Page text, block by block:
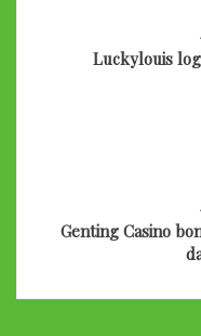
Luckylouis
Genting Casino